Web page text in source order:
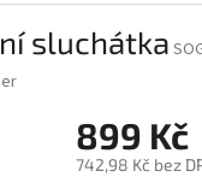
sluchátka
899 Kč
742,98 Kč bez